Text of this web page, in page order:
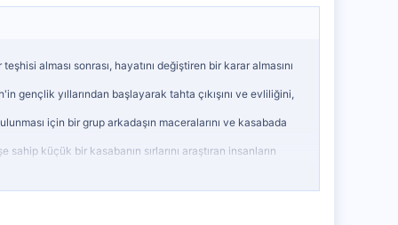
alması sonrası, hayatını değiştiren bir karar almasını
gençlik yıllarından başlayarak tahta çıkışını ve evliliğini,
için bir grup arkadaşın maceralarını ve kasabada
küçük bir kasabanın sırlarını araştıran insanların
daresine girip para basan bir grup insanın hikayesi.
sadece çocuk doğurmak için kullanıldığı bir